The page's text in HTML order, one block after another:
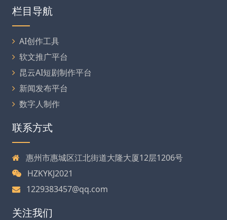
栏目导航
AI创作工具
软文推广平台
昆云AI短剧制作平台
新闻发布平台
数字人制作
联系方式
惠州市惠城区江北街道大隆大厦12层1206号
HZKYKJ2021
1229383457@qq.com
关注我们